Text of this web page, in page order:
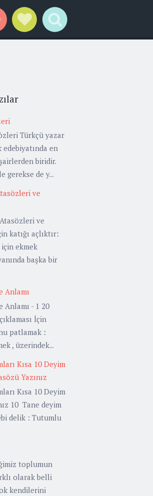
WidgetsSocial Links
Search
Türkçü yazar
en
biridir.
gerekse de y...
ve
ve
katığı açlıktır:
ekmek
başka bir
Anlamı
Anlamı - 1 20
İçin
patlamak :
, üzerindek...
Kısa 10 Deyim
Yazınız
Kısa 10 Deyim
10 Tane deyim
delik : Tutumlu
toplumun
olarak belli
kendilerini